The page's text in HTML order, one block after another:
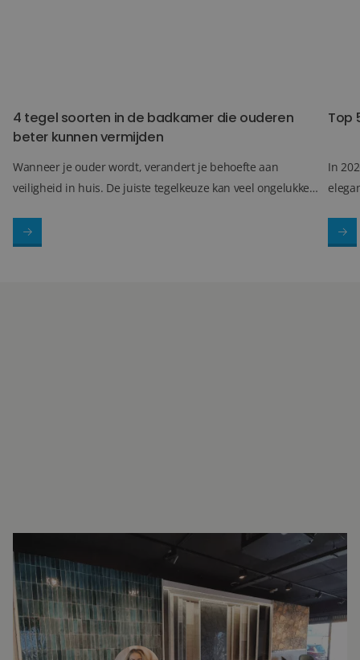
4 tegel soorten in de badkamer die ouderen
beter kunnen vermijden
Wanneer je ouder wordt, verandert je behoefte aan
veiligheid in huis. De juiste tegelkeuze kan veel ongelukken
vijf tegelsoorten die ouderen beter kunnen vermijden in de
badkamer en de veilige alternatieven.
Top
In
INTERESSE? LAAT UW GEGEVENS ACHTER EN
WE ZIEN U SNEL IN DE SHOWROOM!
Janine Vermaas
Verkoopadviseur